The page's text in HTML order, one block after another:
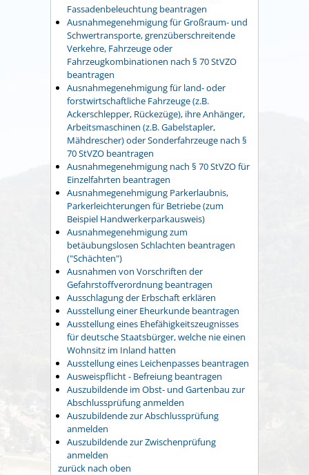
Fassadenbeleuchtung beantragen
Ausnahmegenehmigung für Großraum- und
Schwertransporte, grenzüberschreitende
Verkehre, Fahrzeuge oder
Fahrzeugkombinationen nach § 70 StVZO
beantragen
Ausnahmegenehmigung für land- oder
forstwirtschaftliche Fahrzeuge (z.B.
Ackerschlepper, Rückezüge), ihre Anhänger,
Arbeitsmaschinen (z.B. Gabelstapler,
Mähdrescher) oder Sonderfahrzeuge nach §
70 StVZO beantragen
Ausnahmegenehmigung nach § 70 StVZO für
Einzelfahrten beantragen
Ausnahmegenehmigung Parkerlaubnis,
Parkerleichterungen für Betriebe (zum
Beispiel Handwerkerparkausweis)
Ausnahmegenehmigung zum
betäubungslosen Schlachten beantragen
("Schächten")
Ausnahmen von Vorschriften der
Gefahrstoffverordnung beantragen
Ausschlagung der Erbschaft erklären
Ausstellung einer Eheurkunde beantragen
Ausstellung eines Ehefähigkeitszeugnisses
für deutsche Staatsbürger, welche nie einen
Wohnsitz im Inland hatten
Ausstellung eines Leichenpasses beantragen
Ausweispflicht - Befreiung beantragen
Auszubildende im Obst- und Gartenbau zur
Abschlussprüfung anmelden
Auszubildende zur Abschlussprüfung
anmelden
Auszubildende zur Zwischenprüfung
anmelden
zurück nach oben